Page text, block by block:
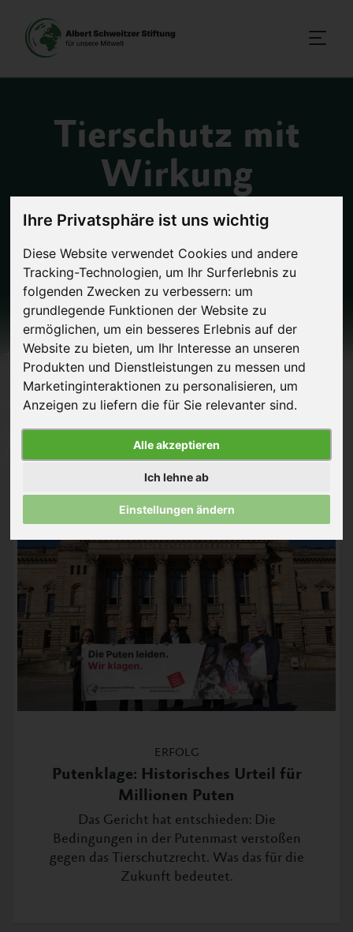
Ihre Privatsphäre ist uns wichtig
Diese Website verwendet Cookies und andere
Tracking-Technologien, um Ihr Surferlebnis zu
folgenden Zwecken zu verbessern: um
grundlegende Funktionen der Website zu
ermöglichen, um ein besseres Erlebnis auf der
Website zu bieten, um Ihr Interesse an unseren
Produkten und Dienstleistungen zu messen und
Marketinginteraktionen zu personalisieren, um
Anzeigen zu liefern die für Sie relevanter sind.
Alle akzeptieren
Ich lehne ab
Einstellungen ändern
Tierschutz mit
Wirkung
Unser Ziel ist eine Welt,
in der kein Tier mehr
für die Herstellung
von Lebensmitteln leidet.
Jetzt mitmachen!
ERFOLG
Putenklage: Historisches Urteil für
Millionen Puten
Das Gericht hat entschieden: Die
Bedingungen in der Putenmast verstoßen
gegen das Tierschutzrecht. Was das für die
Zukunft bedeutet.